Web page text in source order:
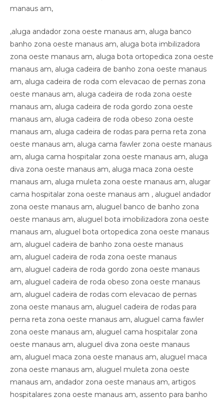
,aluga andador zona oeste manaus am, aluga banco
banho zona oeste manaus am, aluga bota imbilizadora
zona oeste manaus am, aluga bota ortopedica zona oeste
manaus am, aluga cadeira de banho zona oeste manaus
am, aluga cadeira de roda com elevacao de pernas zona
oeste manaus am, aluga cadeira de roda zona oeste
manaus am, aluga cadeira de roda gordo zona oeste
manaus am, aluga cadeira de roda obeso zona oeste
manaus am, aluga cadeira de rodas para perna reta zona
oeste manaus am, aluga cama fawler zona oeste manaus
am, aluga cama hospitalar zona oeste manaus am, aluga
diva zona oeste manaus am, aluga maca zona oeste
manaus am, aluga muleta zona oeste manaus am, alugar
cama hospitalar zona oeste manaus am , aluguel andador
zona oeste manaus am, aluguel banco de banho zona
oeste manaus am, aluguel bota imobilizadora zona oeste
manaus am, aluguel bota ortopedica zona oeste manaus
am, aluguel cadeira de banho zona oeste manaus
am, aluguel cadeira de roda zona oeste manaus
am, aluguel cadeira de roda gordo zona oeste manaus
am, aluguel cadeira de roda obeso zona oeste manaus
am, aluguel cadeira de rodas com elevacao de pernas
zona oeste manaus am, aluguel cadeira de rodas para
perna reta zona oeste manaus am, aluguel cama fawler
zona oeste manaus am, aluguel cama hospitalar zona
oeste manaus am, aluguel diva zona oeste manaus
am, aluguel maca zona oeste manaus am, aluguel maca
zona oeste manaus am, aluguel muleta zona oeste
manaus am, andador zona oeste manaus am, artigos
hospitalares zona oeste manaus am, assento para banho